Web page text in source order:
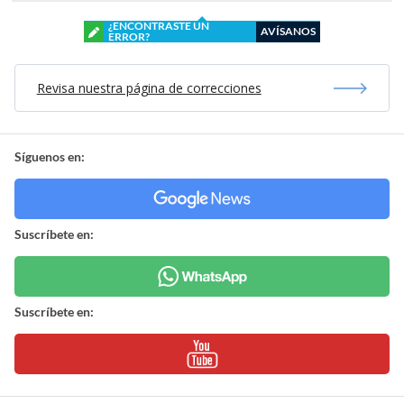
¿ENCONTRASTE UN
ERROR?
AVÍSANOS
Revisa nuestra página de correcciones
Síguenos en:
Suscríbete en:
Suscríbete en: